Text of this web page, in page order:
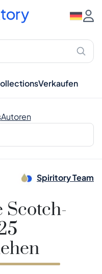
Verkaufen
Autoren
Spiritory Team
Scotch-